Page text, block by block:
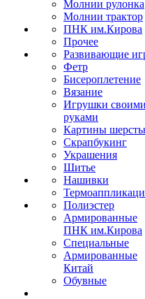
Молнии рулонка
Молнии трактор
ПНК им.Кирова
Прочее
Развивающие
Фетр
Бисероплетение
Вязание
Игрушки своими
руками
Картины
Скрапбукинг
Украшения
Шитье
Нашивки
Полиэстер
Армированные
ПНК им.Кирова
Специальные
Армированные
Китай
Обувные